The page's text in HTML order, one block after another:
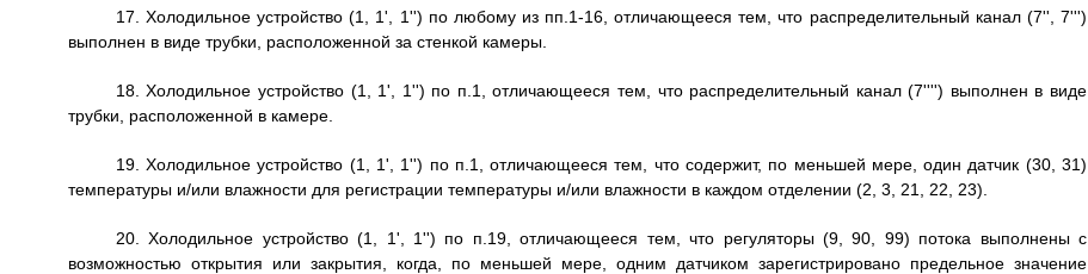
17. Холодильное устройство (1, 1', 1'') по любому из пп.1-16, отличающееся тем, что распределительный канал (7'', 7''')
выполнен в виде трубки, расположенной за стенкой камеры.
18. Холодильное устройство (1, 1', 1'') по п.1, отличающееся тем, что распределительный канал (7'''') выполнен в виде
трубки, расположенной в камере.
19. Холодильное устройство (1, 1', 1'') по п.1, отличающееся тем, что содержит, по меньшей мере, один датчик (30, 31)
температуры и/или влажности для регистрации температуры и/или влажности в каждом отделении (2, 3, 21, 22, 23).
20. Холодильное устройство (1, 1', 1'') по п.19, отличающееся тем, что регуляторы (9, 90, 99) потока выполнены с
возможностью открытия или закрытия, когда, по меньшей мере, одним датчиком зарегистрировано предельное значение